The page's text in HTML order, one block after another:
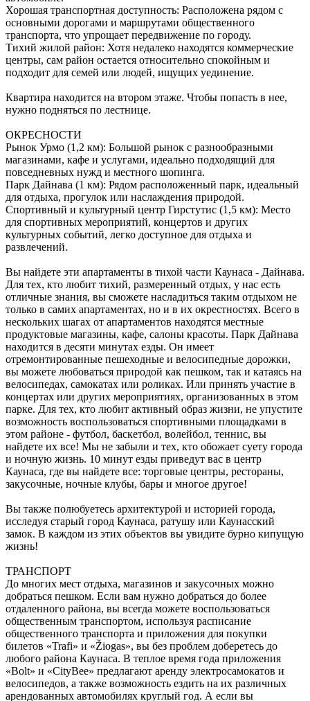
Хорошая транспортная доступность: Расположена рядом с
основными дорогами и маршрутами общественного
транспорта, что упрощает передвижение по городу.
Тихий жилой район: Хотя недалеко находятся коммерческие
центры, сам район остается относительно спокойным и
подходит для семей или людей, ищущих уединение.
Квартира находится на втором этаже. Чтобы попасть в нее,
нужно подняться по лестнице.
ОКРЕСНОСТИ
Рынок Урмо (1,2 км): Большой рынок с разнообразными
магазинами, кафе и услугами, идеально подходящий для
повседневных нужд и местного шопинга.
Парк Дайнава (1 км): Рядом расположенный парк, идеальный
для отдыха, прогулок или наслаждения природой.
Спортивный и культурный центр Гирстутис (1,5 км): Место
для спортивных мероприятий, концертов и других
культурных событий, легко доступное для отдыха и
развлечений.
Вы найдете эти апартаменты в тихой части Каунаса - Дайнава.
Для тех, кто любит тихий, размеренный отдых, у нас есть
отличные знания, вы сможете насладиться таким отдыхом не
только в самих апартаментах, но и в их окрестностях. Всего в
нескольких шагах от апартаментов находятся местные
продуктовые магазины, кафе, салоны красоты. Парк Дайнава
находится в десяти минутах езды. Он имеет
отремонтированные пешеходные и велосипедные дорожки,
вы можете любоваться природой как пешком, так и катаясь на
велосипедах, самокатах или роликах. Или принять участие в
концертах или других мероприятиях, организованных в этом
парке. Для тех, кто любит активный образ жизни, не упустите
возможность воспользоваться спортивными площадками в
этом районе - футбол, баскетбол, волейбол, теннис, вы
найдете их все! Мы не забыли и тех, кто обожает суету города
и ночную жизнь. 10 минут езды приведут вас в центр
Каунаса, где вы найдете все: торговые центры, рестораны,
закусочные, ночные клубы, бары и многое другое!
Вы также полюбуетесь архитектурой и историей города,
исследуя старый город Каунаса, ратушу или Каунасский
замок. В каждом из этих объектов вы увидите бурно кипущую
жизнь!
ТРАНСПОРТ
До многих мест отдыха, магазинов и закусочных можно
добраться пешком. Если вам нужно добраться до более
отдаленного района, вы всегда можете воспользоваться
общественным транспортом, используя расписание
общественного транспорта и приложения для покупки
билетов «Trafi» и «Žiogas», вы без проблем доберетесь до
любого района Каунаса. В теплое время года приложения
«Bolt» и «CityBee» предлагают аренду электросамокатов и
велосипедов, а также возможность ездить на их различных
арендованных автомобилях круглый год. А если вы